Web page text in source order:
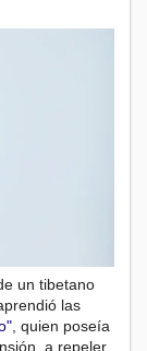
un tibetano
las
, quien poseía
a repeler